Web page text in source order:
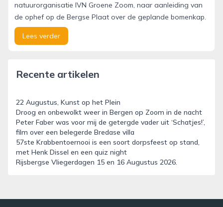
natuurorganisatie IVN Groene Zoom, naar aanleiding van
de ophef op de Bergse Plaat over de geplande bomenkap.
Lees verder
Recente artikelen
22 Augustus, Kunst op het Plein
Droog en onbewolkt weer in Bergen op Zoom in de nacht
Peter Faber was voor mij de getergde vader uit ‘Schatjes!’,
film over een belegerde Bredase villa
57ste Krabbentoernooi is een soort dorpsfeest op stand,
met Henk Dissel en een quiz night
Rijsbergse Vliegerdagen 15 en 16 Augustus 2026.